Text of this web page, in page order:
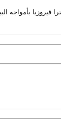
فيروزيا بأمواجه